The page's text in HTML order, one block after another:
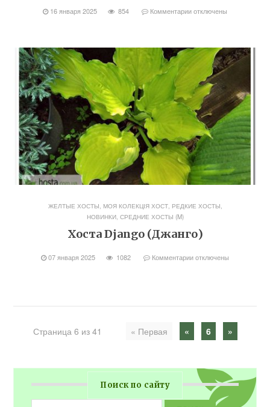
16 января 2025 854 Комментарииотключены
ЖЕЛТЫЕ ХОСТЫ, МОЯ КОЛЕКЦІЯ ХОСТ, РЕДКИЕ ХОСТЫ,
НОВИНКИ, СРЕДНИЕ ХОСТЫ (M)
Хоста Django (Джанго)
07 января 2025 1082 Комментарииотключены
Страница 6 из 41 « Первая « 6 »
Поиск по сайту